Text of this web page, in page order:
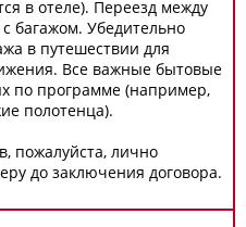
в отеле). Переезд между
багажом. Убедительно
в путешествии для
Все важные бытовые
по программе (например,
полотенца).
пожалуйста, лично
до заключения договора.